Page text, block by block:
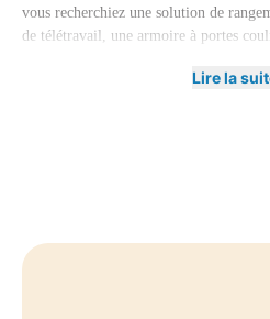
vous recherchiez une solution de
de télétravail, une armoire à portes
l'armoire selon vos besoins etLire la